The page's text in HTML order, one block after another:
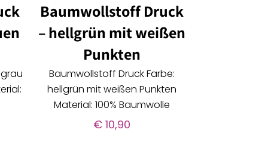
Baumwollstoff Druck
– hellgrün mit weißen
Punkten
Baumwollstoff Druck Farbe:
hellgrün mit weißen Punkten
Material: 100% Baumwolle
€10,90